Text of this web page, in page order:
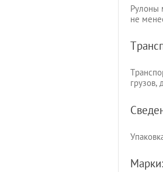
Рулоны
не
грузов,
Марки: